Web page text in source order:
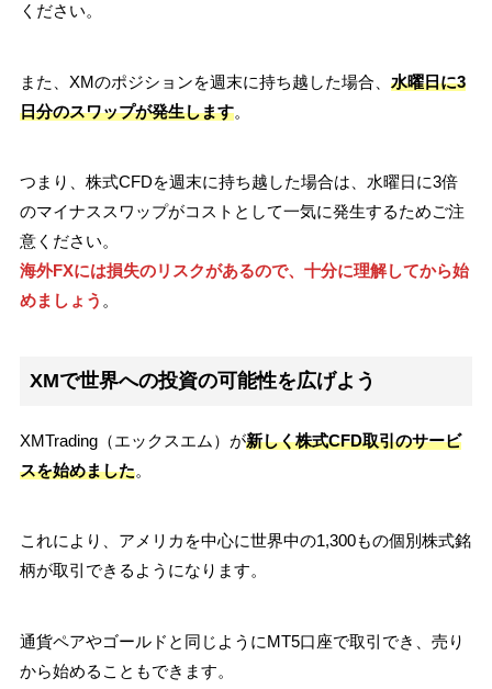
ください。
また、XMのポジションを週末に持ち越した場合、 水曜日に3
日分のスワップが発生します。
つまり、株式CFDを週末に持ち越した場合は、水曜日に3倍
のマイナススワップがコストとして一気に発生するためご注
意ください。
海外FXには損失のリスクがあるので、十分に理解してから始
めましょう 。
XMで世界への投資の可能性を広げよう
XMTrading（エックスエム）が新しく株式CFD取引のサービ
スを始めました。
これにより、アメリカを中心に世界中の1,300もの個別株式銘
柄が取引できるようになります。
通貨ペアやゴールドと同じようにMT5口座で取引でき、売り
から始めることもできます。